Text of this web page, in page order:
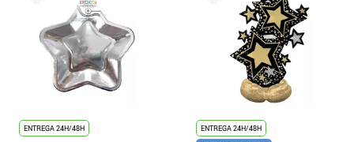
ENTREGA 24H/48H
ENTREGA 24H/48H